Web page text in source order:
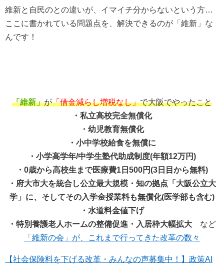
維新と自民のとの違いが、イマイチ分からないという方…
ここに書かれている問題点を、解決できるのが「維新」な
んです！
「維新」が「借金減らし増税なし」で大阪でやったこと
・私立高校完全無償化
・幼児教育無償化
・小中学校給食を無償に
・小学高学年/中学生塾代助成制度(年額12万円)
・0歳から高校生まで医療費1日500円(3日目から無料)
・府大市大を統合し公立最大規模・知の拠点「大阪公立大
学」に、そしてその入学金授業料も無償化(医学部も含む)
・水道料金値下げ
・特別養護老人ホームの整備促進・入居枠大幅拡大 など
「維新の会」が、これまで行ってきた改革の数々
【社会保険料を下げる改革・みんなの声募集中！】政策AI